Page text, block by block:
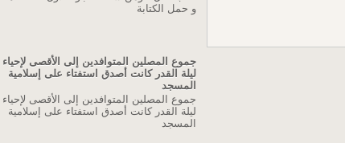
و حمل الكتابة
جموع المصلين المتوافدين إلى الأقصى لإحياء
ليلة القدر كانت أصدق استفتاء على إسلامية
المسجد
جموع المصلين المتوافدين إلى الأقصى لإحياء
ليلة القدر كانت أصدق استفتاء على إسلامية
المسجد